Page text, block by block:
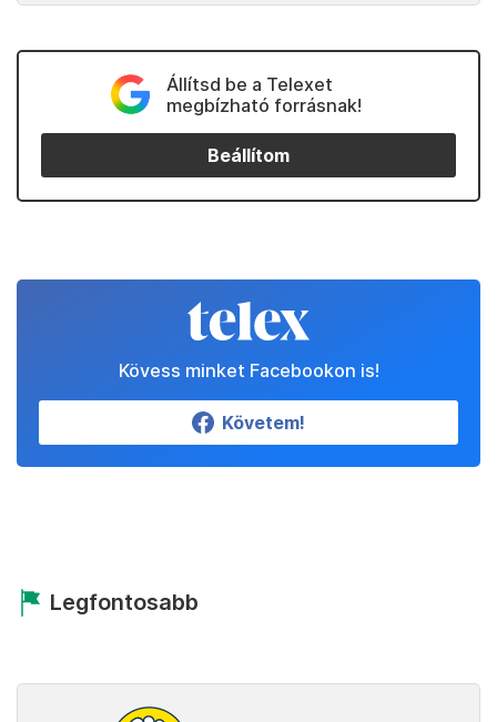
Állítsd be a Telexet
megbízható forrásnak!
Beállítom
Kövess minket Facebookon is!
Követem!
Legfontosabb